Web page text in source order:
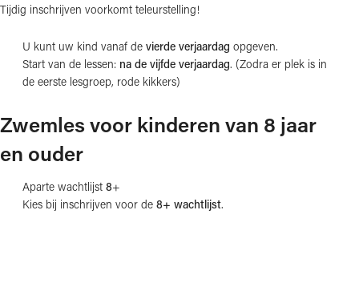
Tijdig inschrijven voorkomt teleurstelling!
U kunt uw kind vanaf de vierde verjaardag opgeven.
Start van de lessen: na de vijfde verjaardag. (Zodra er plek is in
de eerste lesgroep, rode kikkers)
Zwemles voor kinderen van 8 jaar
en ouder
Aparte wachtlijst 8+
Kies bij inschrijven voor de 8+ wachtlijst.